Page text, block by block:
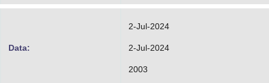
Data:
2-Jul-2024
2-Jul-2024
2003